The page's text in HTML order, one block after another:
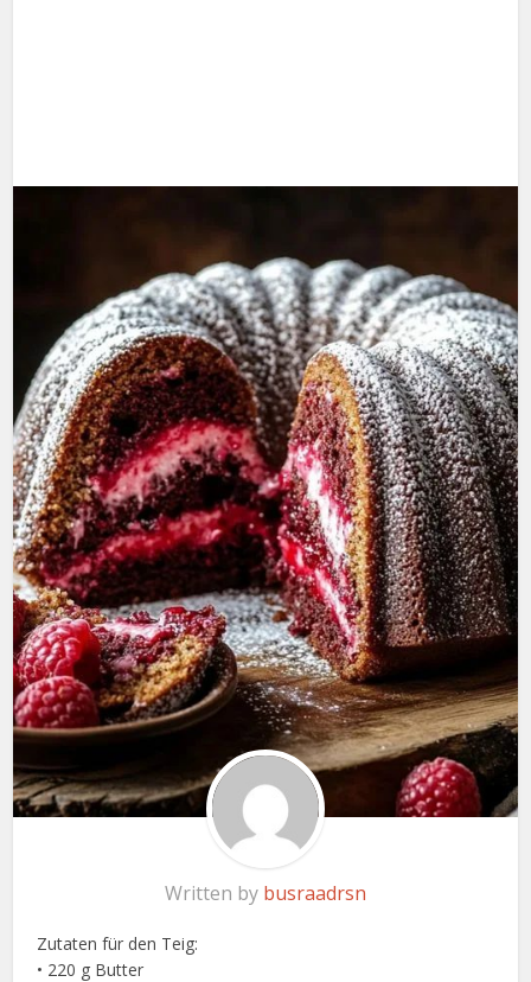
Written by busraadrsn
Zutaten für den Teig:
• 220 g Butter